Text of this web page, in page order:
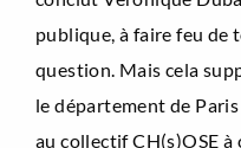
publique, à faire feu de
question. Mais cela
le département de
au collectif CH(s)OSE